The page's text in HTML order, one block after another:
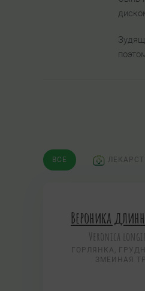
ВСЕ
Вероника
Veronica
ГОРЛЯНКА,
ЗМЕИНАЯ